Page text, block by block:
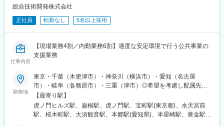
総合技術開発株式会社
正社員 転勤なし 5名以上採用
仕事内容
【現場業務4割／内勤業務6割】適度な安定環境で行う公共事業の
支援業務
勤務地
東京・千葉（木更津市）・神奈川（横浜市）・愛知（名古屋
市）・岐阜（各務原市）・三重（津市）◎希望を考慮し配属先を
決定上記各都道府県における、クライアント企業先のオフィスで
の常駐勤務となります。※建築・機械・電気技術者の配属先は、東
京都内のみとなります★配属勤務地への直行直帰★転居をともな
【最寄り駅】
虎ノ門ヒルズ駅、巌根駅、虎ノ門駅、宝町駅(東京都)、水天宮前
駅、桜木町駅、大須観音駅、本郷駅(愛知県)、本星崎駅、黄金駅